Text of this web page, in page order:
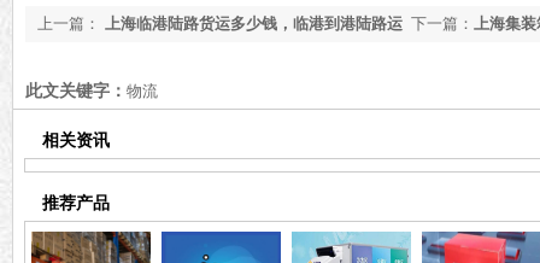
下一篇： 上海集
上一篇： 上海临港陆路货运多少钱，临港到港陆路运
此文关键字： 物流
相关资讯
推荐产品